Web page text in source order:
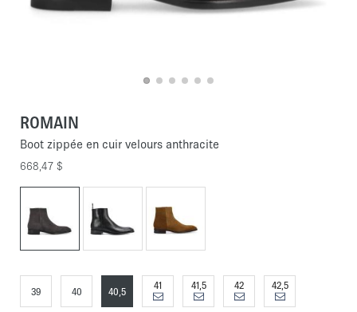
ROMAIN
Boot zippée en cuir velours anthracite
668,47 $
39 40 40,5
41 41,5 42 42,5